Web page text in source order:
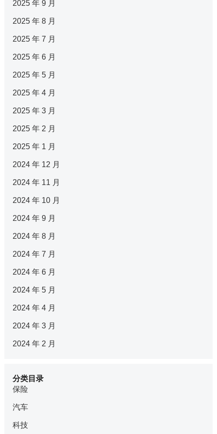
2025 年 9 月
2025 年 8 月
2025 年 7 月
2025 年 6 月
2025 年 5 月
2025 年 4 月
2025 年 3 月
2025 年 2 月
2025 年 1 月
2024 年 12 月
2024 年 11 月
2024 年 10 月
2024 年 9 月
2024 年 8 月
2024 年 7 月
2024 年 6 月
2024 年 5 月
2024 年 4 月
2024 年 3 月
2024 年 2 月
分类目录
保险
汽车
科技